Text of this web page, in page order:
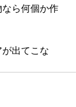
なら何個か作
出てこな